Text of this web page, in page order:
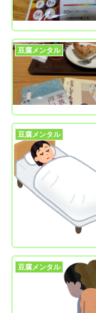
豆腐メンタル
豆腐メンタル
豆腐メンタル